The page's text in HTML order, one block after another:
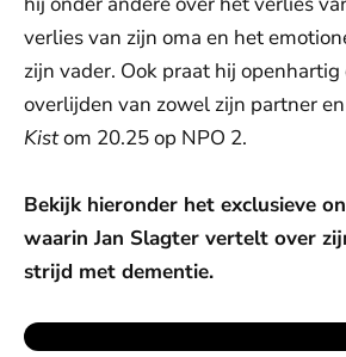
verlies van zijn oma en het
zijn vader. Ook praat hij
overlijden van zowel zijn partner
Kistom 20.25 op NPO 2.
Bekijk hieronder het exclusieve
waarin Jan Slagter vertelt over
strijd met dementie.